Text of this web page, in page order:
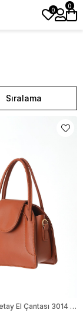
0
0
Sıralama
Mini Kapak Detay El Çantası 3014 Taba